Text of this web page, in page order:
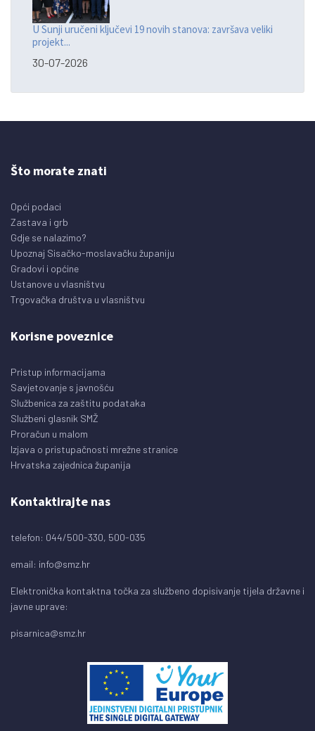
U Sunji uručeni ključevi 19 novih stanova: završava veliki
projekt...
30-07-2026
Što morate znati
Opći podaci
Zastava i grb
Gdje se nalazimo?
Upoznaj Sisačko-moslavačku županiju
Gradovi i općine
Ustanove u vlasništvu
Trgovačka društva u vlasništvu
Korisne poveznice
Pristup informacijama
Savjetovanje s javnošću
Službenica za zaštitu podataka
Službeni glasnik SMŽ
Proračun u malom
Izjava o pristupačnosti mrežne stranice
Hrvatska zajednica županija
Kontaktirajte nas
telefon: 044/500-330, 500-035
email: info@smz.hr
Elektronička kontaktna točka za službeno dopisivanje tijela državne i
javne uprave:
pisarnica@smz.hr